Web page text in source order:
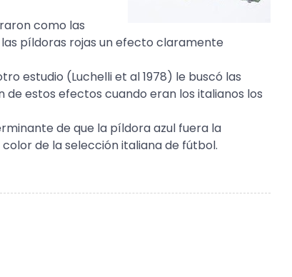
como las
píldoras rojas un efecto claramente
estudio (Luchelli et al 1978) le buscó las
estos efectos cuando eran los italianos los
de que la píldora azul fuera la
de la selección italiana de fútbol.